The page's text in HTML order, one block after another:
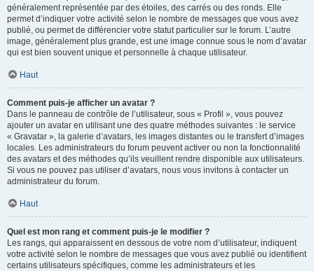
généralement représentée par des étoiles, des carrés ou des ronds. Elle
permet d’indiquer votre activité selon le nombre de messages que vous avez
publié, ou permet de différencier votre statut particulier sur le forum. L’autre
image, généralement plus grande, est une image connue sous le nom d’avatar
qui est bien souvent unique et personnelle à chaque utilisateur.
Haut
Comment puis-je afficher un avatar ?
Dans le panneau de contrôle de l’utilisateur, sous « Profil », vous pouvez
ajouter un avatar en utilisant une des quatre méthodes suivantes : le service
« Gravatar », la galerie d’avatars, les images distantes ou le transfert d’images
locales. Les administrateurs du forum peuvent activer ou non la fonctionnalité
des avatars et des méthodes qu’ils veuillent rendre disponible aux utilisateurs.
Si vous ne pouvez pas utiliser d’avatars, nous vous invitons à contacter un
administrateur du forum.
Haut
Quel est mon rang et comment puis-je le modifier ?
Les rangs, qui apparaissent en dessous de votre nom d’utilisateur, indiquent
votre activité selon le nombre de messages que vous avez publié ou identifient
certains utilisateurs spécifiques, comme les administrateurs et les